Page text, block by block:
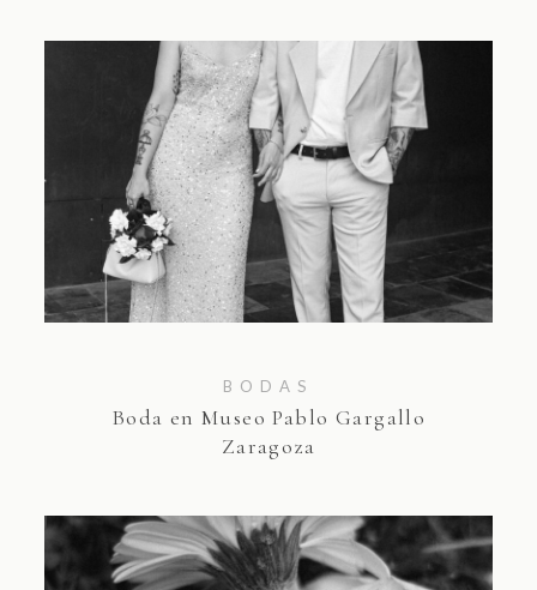
BODAS
Boda en Museo Pablo Gargallo
Zaragoza